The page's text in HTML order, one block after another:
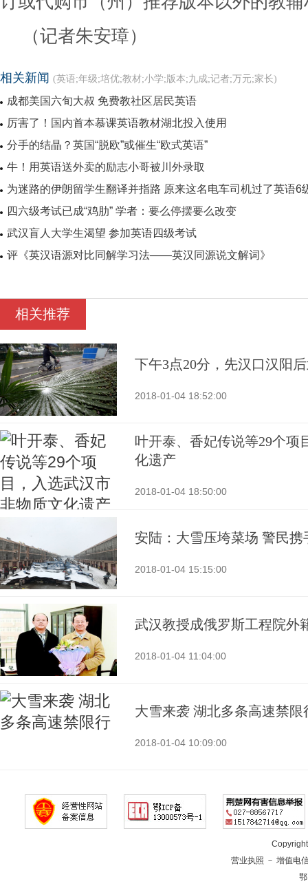
（记者朱安璋）
相关新闻 (英语;年级;培优;教材;小学;版本;九成;记者;万元;家长)
成都美国六旬大叔 免费教社区居民英语
厉害了！国内首本慕课英语教材湖北投入使用
分手的结晶？英国“脱欧”或催生“欧式英语”
牛！用英语送外卖的励志小哥被川外录取
为迷路的伊朗留学生翻译并指路 原来这名电车司机过了英语6
四六级考试已成“鸡肋” 学者：要么停摆要么改变
武汉盲人大学生渴望 参加英语四级考试
评《英汉语源对比同解学习法——英汉同源说文解词》
相关推荐
下午3点20分，先汉口汉阳
2018-01-04 18:52:00
叶开泰、香妃传说等29个项
化遗产
2018-01-04 18:50:00
安陆：大雪压垮菜场 警民携
2018-01-04 15:15:00
武汉教授成俄罗斯工程院外
2018-01-04 11:04:00
大雪来袭 湖北多条高速禁限
2018-01-04 10:09:00
营业执照 － 增值电